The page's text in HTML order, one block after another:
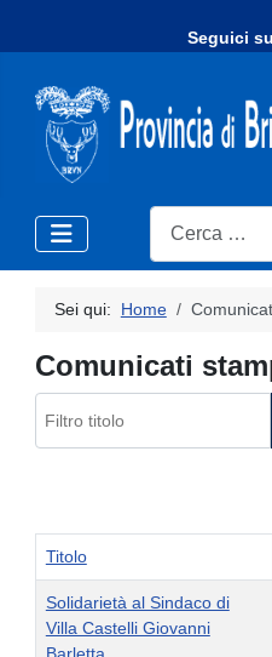
Seguici
Search
Sei qui: Home
Comunicati
Titolo
Solidarietà al Sindaco di
Villa Castelli Giovanni
Barletta